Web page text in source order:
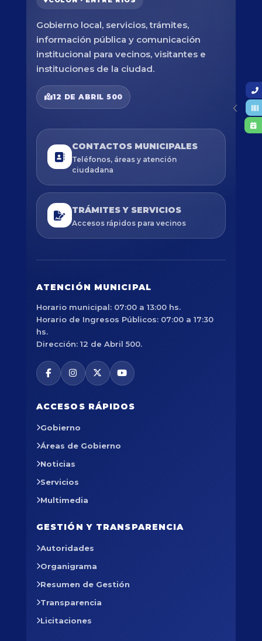
Gobierno local, servicios, trámites,
información pública y comunicación
institucional para vecinos, visitantes e
instituciones de la ciudad.
12 DE ABRIL 500
CONTACTOS MUNICIPALES
Teléfonos, áreas y atención
ciudadana
TRÁMITES Y SERVICIOS
Accesos rápidos para vecinos
ATENCIÓN MUNICIPAL
Horario municipal: 07:00 a 13:00 hs.
Horario de Ingresos Públicos: 07:00 a 17:30
hs.
Dirección: 12 de Abril 500.
ACCESOS RÁPIDOS
Gobierno
Áreas de Gobierno
Noticias
Servicios
Multimedia
GESTIÓN Y TRANSPARENCIA
Autoridades
Organigrama
Resumen de Gestión
Transparencia
Licitaciones